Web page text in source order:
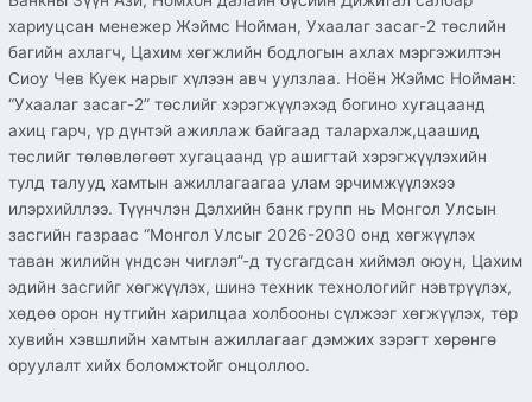
хариуцсан менежер Жэймс Нойман, Ухаалаг засаг-2 төслийн
багийн ахлагч, Цахим хөгжлийн бодлогын ахлах мэргэжилтэн
Сиоу Чев Куек нарыг хүлээн авч уулзлаа. Ноён Жэймс Нойман:
“Ухаалаг засаг-2” төслийг хэрэгжүүлэхэд богино хугацаанд
ахиц гарч, үр дүнтэй ажиллаж байгаад талархалж,цаашид
төслийг төлөвлөгөөт хугацаанд үр ашигтай хэрэгжүүлэхийн
тулд талууд хамтын ажиллагаагаа улам эрчимжүүлэхээ
илэрхийллээ. Түүнчлэн Дэлхийн банк групп нь Монгол Улсын
засгийн газраас “Монгол Улсыг 2026-2030 онд хөгжүүлэх
таван жилийн үндсэн чиглэл”-д тусгагдсан хиймэл оюун, Цахим
эдийн засгийг хөгжүүлэх, шинэ техник технологийг нэвтрүүлэх,
хөдөө орон нутгийн харилцаа холбооны сүлжээг хөгжүүлэх, төр
хувийн хэвшлийн хамтын ажиллагааг дэмжих зэрэгт хөрөнгө
оруулалт хийх боломжтойг онцоллоо.